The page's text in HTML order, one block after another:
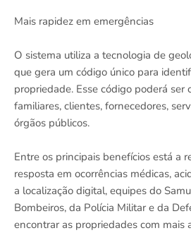
Mais rapidez em emergências
O sistema utiliza a tecnologia de
que gera um código único para
propriedade. Esse código poderá ser
familiares, clientes, fornecedores,
órgãos públicos.
Entre os principais benefícios está a
resposta em ocorrências médicas,
a localização digital, equipes do
Bombeiros, da Polícia Militar e da
encontrar as propriedades com mais